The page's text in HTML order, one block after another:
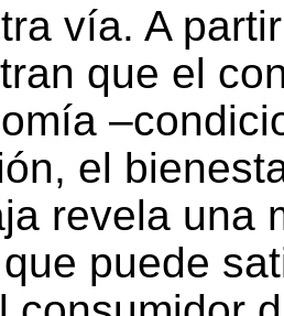
vía. A
que el
el
revela una
puede